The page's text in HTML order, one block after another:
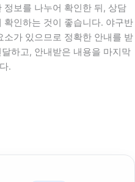
보를 나누어 확인한 뒤, 상담
인하는 것이 좋습니다. 야구반
가 있으므로 정확한 안내를 받
하고, 안내받은 내용을 마지막
.